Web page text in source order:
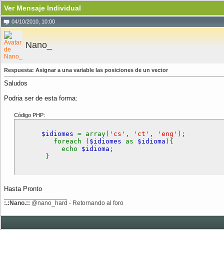
Ver Mensaje Individual
04/10/2010, 10:00
Nano_
Respuesta: Asignar a una variable las posiciones de un vector
Saludos
Podria ser de esta forma:
Código PHP:
$idiomes = array( 'cs' , 'ct' , 'eng' );
foreach ( $idiomes as $idioma ){
echo $idioma ;
}
Hasta Pronto
:.:Nano.:: @nano_hard - Retornando al foro